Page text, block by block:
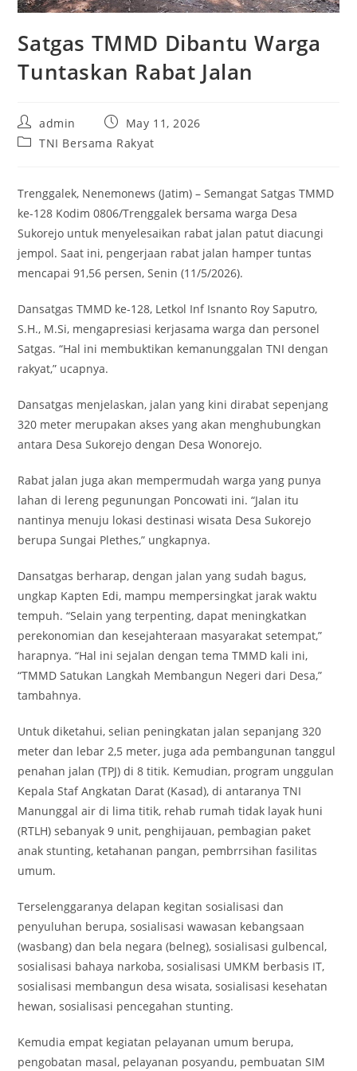
Satgas TMMD Dibantu Warga
Tuntaskan Rabat Jalan
Post
author:
admin
Post
published:
May 11, 2026
PostTNI Bersama Rakyat
Trenggalek, Nenemonews (Jatim) – Semangat Satgas TMMD
ke-128 Kodim 0806/Trenggalek bersama warga Desa
Sukorejo untuk menyelesaikan rabat jalan patut diacungi
jempol. Saat ini, pengerjaan rabat jalan hamper tuntas
mencapai 91,56 persen, Senin (11/5/2026).
Dansatgas TMMD ke-128, Letkol Inf Isnanto Roy Saputro,
S.H., M.Si, mengapresiasi kerjasama warga dan personel
Satgas. “Hal ini membuktikan kemanunggalan TNI dengan
rakyat,” ucapnya.
Dansatgas menjelaskan, jalan yang kini dirabat sepenjang
320 meter merupakan akses yang akan menghubungkan
antara Desa Sukorejo dengan Desa Wonorejo.
Rabat jalan juga akan mempermudah warga yang punya
lahan di lereng pegunungan Poncowati ini. “Jalan itu
nantinya menuju lokasi destinasi wisata Desa Sukorejo
berupa Sungai Plethes,” ungkapnya.
Dansatgas berharap, dengan jalan yang sudah bagus,
ungkap Kapten Edi, mampu mempersingkat jarak waktu
tempuh. “Selain yang terpenting, dapat meningkatkan
perekonomian dan kesejahteraan masyarakat setempat,”
harapnya. “Hal ini sejalan dengan tema TMMD kali ini,
“TMMD Satukan Langkah Membangun Negeri dari Desa,”
tambahnya.
Untuk diketahui, selian peningkatan jalan sepanjang 320
meter dan lebar 2,5 meter, juga ada pembangunan tanggul
penahan jalan (TPJ) di 8 titik. Kemudian, program unggulan
Kepala Staf Angkatan Darat (Kasad), di antaranya TNI
Manunggal air di lima titik, rehab rumah tidak layak huni
(RTLH) sebanyak 9 unit, penghijauan, pembagian paket
anak stunting, ketahanan pangan, pembrrsihan fasilitas
umum.
Terselenggaranya delapan kegitan sosialisasi dan
penyuluhan berupa, sosialisasi wawasan kebangsaan
(wasbang) dan bela negara (belneg), sosialisasi gulbencal,
sosialisasi bahaya narkoba, sosialisasi UMKM berbasis IT,
sosialisasi membangun desa wisata, sosialisasi kesehatan
hewan, sosialisasi pencegahan stunting.
Kemudia empat kegiatan pelayanan umum berupa,
pengobatan masal, pelayanan posyandu, pembuatan SIM